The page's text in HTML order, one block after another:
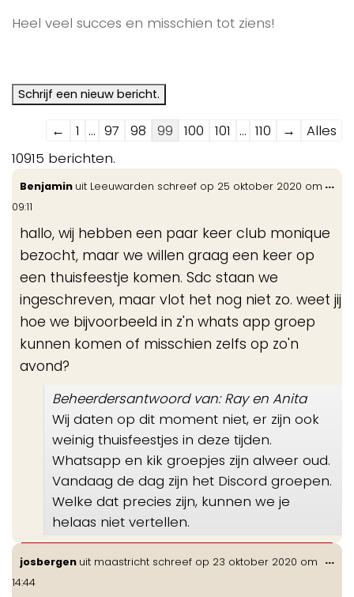
Heel veel succes en misschien tot ziens!
Navigatie
door
de
gastenboek-
← 1 ... 97 98 99 100 101 ... 110 →
Alles
10915 berichten.
Benjamin uit Leeuwarden schreef op 25 oktober 2020 om
09:11
hallo, wij hebben een paar keer club monique
bezocht, maar we willen graag een keer op
een thuisfeestje komen. Sdc staan we
ingeschreven, maar vlot het nog niet zo. weet jij
hoe we bijvoorbeeld in z'n whats app groep
kunnen komen of misschien zelfs op zo'n
avond?
Beheerdersantwoord van: Ray en Anita
Wij daten op dit moment niet, er zijn ook
weinig thuisfeestjes in deze tijden.
Whatsapp en kik groepjes zijn alweer oud.
Vandaag de dag zijn het Discord groepen.
Welke dat precies zijn, kunnen we je
helaas niet vertellen.
...
josbergen uit maastricht schreef op 23 oktober 2020 om
14:44
...